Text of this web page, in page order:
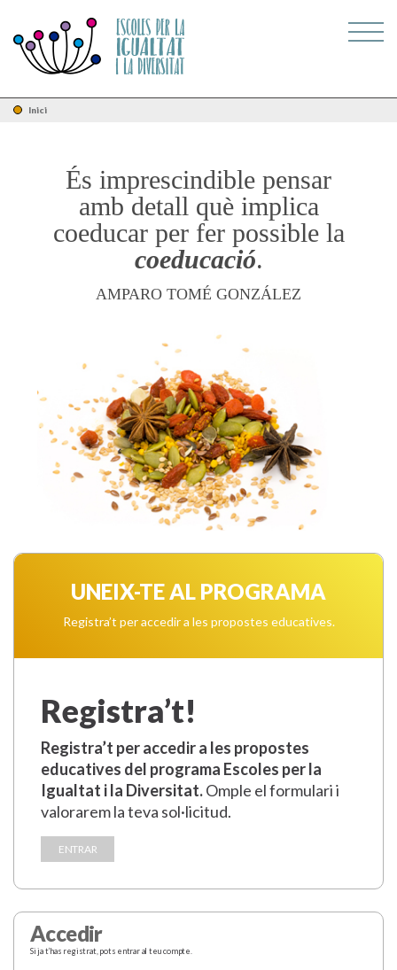
Inici
És imprescindible pensar
amb detall què implica
coeducar per fer possible la
coeducació.
AMPARO TOMÉ GONZÁLEZ
UNEIX-TE AL PROGRAMA
Registra’t per accedir a les propostes educatives.
Registra’t!
Registra’t per accedir a les propostes
educatives del programa Escoles per la
Igualtat i la Diversitat.Omple el formulari i
valorarem la teva sol·licitud.
ENTRAR
Accedir
Si ja t’has registrat, pots entrar al teu compte.